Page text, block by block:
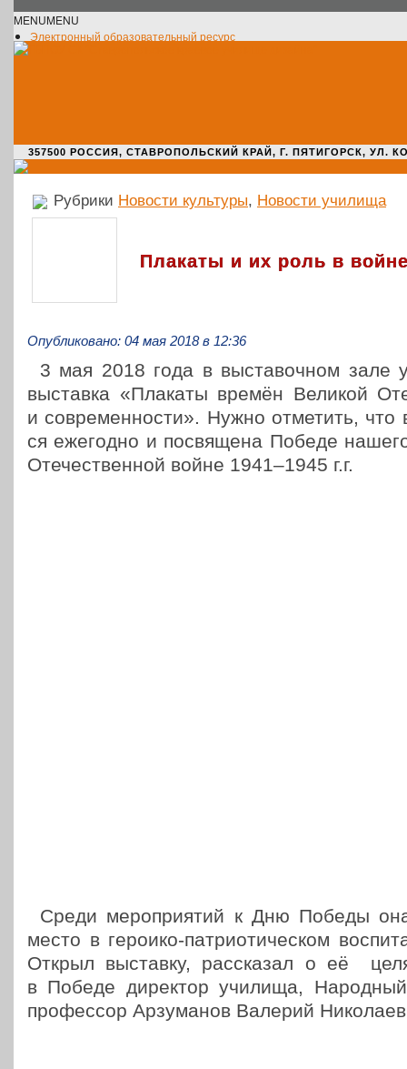
MENUMENU
Электронный образовательный ресурс
357500 РОССИЯ, СТАВРОПОЛЬСКИЙ КРАЙ, Г. ПЯТИГОРСК, УЛ.
Рубрики Новости культуры, Новости училища
Плакаты и их роль в
Опубликовано: 04 мая 2018 в 12:36
3 мая 2018 года в выста­воч­ном зале
выстав­ка «Плакаты времён Великой
и совре­мен­но­сти». Нужно отме­тить, что
ся еже­год­но и посвя­ще­на Победе
Оте­че­ствен­ной войне 1941–1945 г.г.
Среди меро­при­я­тий к Дню Победы
место в героико-пат­ри­о­ти­че­ском
Открыл выстав­ку, рас­ска­зал о её
в Победе дирек­тор училища,
про­фес­сор Арзу­ма­нов Валерий